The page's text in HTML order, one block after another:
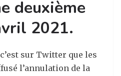
deuxième
2021.
sur Twitter que les
l’annulation de la